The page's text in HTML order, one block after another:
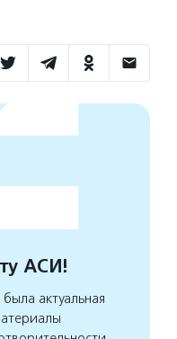
АСИ!
актуальная